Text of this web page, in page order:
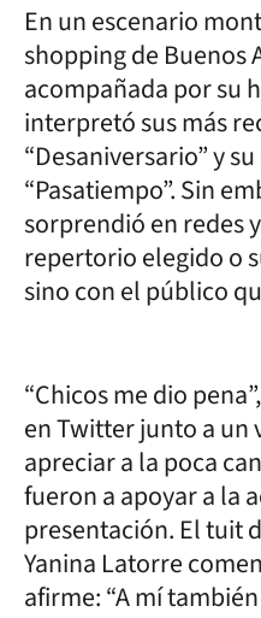
En un escenario
shopping de Buenos
acompañada por su
interpretó sus más
“Desaniversario” y
“Pasatiempo”. Sin
sorprendió en redes
repertorio elegido o
sino con el público
“Chicos me dio
en Twitter junto a un
apreciar a la poca
fueron a apoyar a la
presentación. El tuit
Yanina Latorre
afirme: “A mí